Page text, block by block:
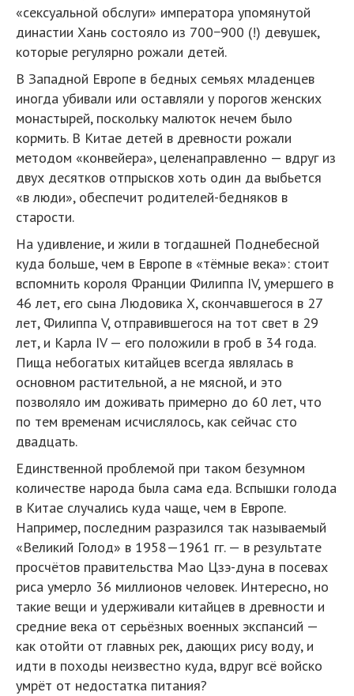
«сексуальной обслуги» императора упомянутой
династии Хань состояло из 700−900 (!) девушек,
которые регулярно рожали детей.
В Западной Европе в бедных семьях младенцев
иногда убивали или оставляли у порогов женских
монастырей, поскольку малюток нечем было
кормить. В Китае детей в древности рожали
методом «конвейера», целенаправленно — вдруг из
двух десятков отпрысков хоть один да выбьется
«в люди», обеспечит родителей-бедняков в
старости.
На удивление, и жили в тогдашней Поднебесной
куда больше, чем в Европе в «тёмные века»: стоит
вспомнить короля Франции Филиппа IV, умершего в
46 лет, его сына Людовика X, скончавшегося в 27
лет, Филиппа V, отправившегося на тот свет в 29
лет, и Карла IV — его положили в гроб в 34 года.
Пища небогатых китайцев всегда являлась в
основном растительной, а не мясной, и это
позволяло им доживать примерно до 60 лет, что
по тем временам исчислялось, как сейчас сто
двадцать.
Единственной проблемой при таком безумном
количестве народа была сама еда. Вспышки голода
в Китае случались куда чаще, чем в Европе.
Например, последним разразился так называемый
«Великий Голод» в 1958—1961 гг. — в результате
просчётов правительства Мао Цзэ-дуна в посевах
риса умерло 36 миллионов человек. Интересно, но
такие вещи и удерживали китайцев в древности и
средние века от серьёзных военных экспансий —
как отойти от главных рек, дающих рису воду, и
идти в походы неизвестно куда, вдруг всё войско
умрёт от недостатка питания?